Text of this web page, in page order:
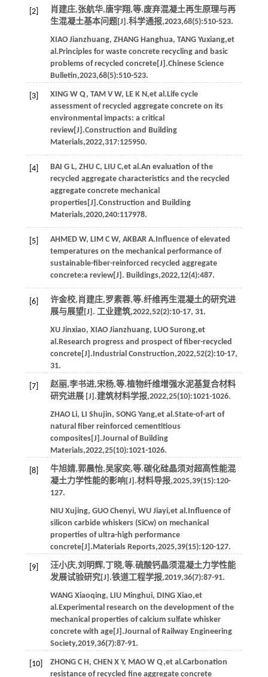
[2] 肖建庄,张航华,唐宇翔,等.废弃混凝土再生原理与再
生混凝土基本问题[J].科学通报,2023,68(5):510-523.
XIAO Jianzhuang, ZHANG Hanghua, TANG Yuxiang,et
al.Principles for waste concrete recycling and basic
problems of recycled concrete[J].Chinese Science
Bulletin,2023,68(5):510-523.
[3] XING W Q, TAM V W, LE K N,et al.Life cycle
assessment of recycled aggregate concrete on its
environmental impacts: a critical
review[J].Construction and Building
Materials,2022,317:125950.
[4] BAI G L, ZHU C, LIU C,et al.An evaluation of the
recycled aggregate characteristics and the recycled
aggregate concrete mechanical
properties[J].Construction and Building
Materials,2020,240:117978.
[5] AHMED W, LIM C W, AKBAR A.Influence of elevated
temperatures on the mechanical performance of
sustainable-fiber-reinforced recycled aggregate
concrete:a review[J]. Buildings,2022,12(4):487.
[6] 许金校,肖建庄,罗素蓉,等.纤维再生混凝土的研究进
展与展望[J]. 工业建筑,2022,52(2):10-17, 31.
XU Jinxiao, XIAO Jianzhuang, LUO Surong,et
al.Research progress and prospect of fiber-recycled
concrete[J].Industrial Construction,2022,52(2):10-17,
31.
[7] 赵丽,李书进,宋杨,等.植物纤维增强水泥基复合材料
研究进展 [J].建筑材料学报,2022,25(10):1021-1026.
ZHAO Li, LI Shujin, SONG Yang,et al.State-of-art of
natural fiber reinforced cementitious
composites[J].Journal of Building
Materials,2022,25(10):1021-1026.
[8] 牛旭婧,郭晨怡,吴家奕,等.碳化硅晶须对超高性能混
凝土力学性能的影响[J].材料导报,2025,39(15):120-
127.
NIU Xujing, GUO Chenyi, WU Jiayi,et al.Influence of
silicon carbide whiskers (SiCw) on mechanical
properties of ultra-high performance
concrete[J].Materials Reports,2025,39(15):120-127.
[9] 汪小庆,刘明辉,丁晓,等.硫酸钙晶须混凝土力学性能
发展试验研究[J].铁道工程学报,2019,36(7):87-91.
WANG Xiaoqing, LIU Minghui, DING Xiao,et
al.Experimental research on the development of the
mechanical properties of calcium sulfate whisker
concrete with age[J].Journal of Railway Engineering
Society,2019,36(7):87-91.
[10] ZHONG C H, CHEN X Y, MAO W Q,et al.Carbonation
resistance of recycled fine aggregate concrete